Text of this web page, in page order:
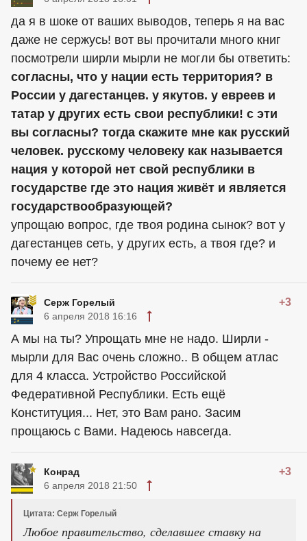
да я в шоке от ваших выводов, теперь я на вас
даже не сержусь! вот вы прочитали много книг
посмотрели ширли мырли не могли бы ответить:
согласны, что у нации есть территория? в
России у дагестанцев. у якутов. у евреев и
татар у других есть свои республики! с эти
вы согласны? тогда скажите мне как русский
человек. русскому человеку как называется
нация у которой нет свой республики в
государстве где это нация живёт и является
государствообразующей?
упрощаю вопрос, где твоя родина сынок? вот у
дагестанцев сеть, у других есть, а твоя где? и
почему ее нет?
Серж Горелый +3
6 апреля 2018 16:16
А мы на ты? Упрощать мне не надо. Ширли -
мырли для Вас очень сложно.. В общем атлас
для 4 класса. Устройство Российской
Федеративной Республики. Есть ещё
Конституция... Нет, это Вам рано. Засим
прощаюсь с Вами. Надеюсь навсегда.
Конрад +3
6 апреля 2018 21:50
Цитата: Серж Горелый
Любое правительство, сделавшее ставку на